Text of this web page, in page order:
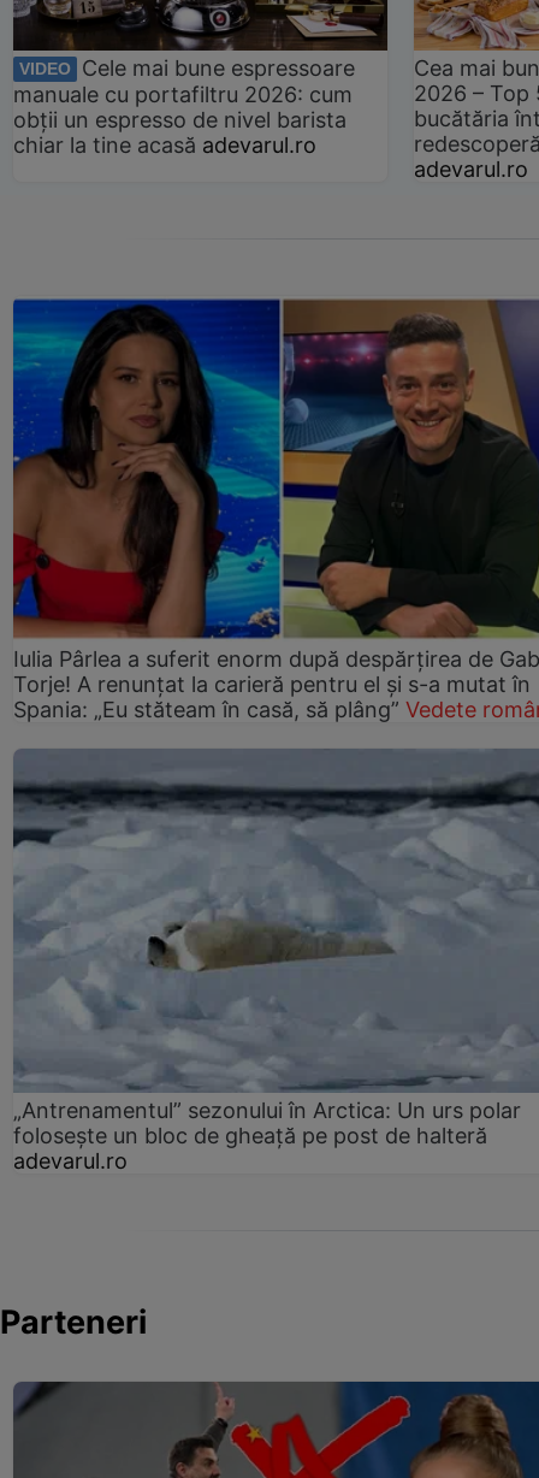
VIDEO
Cele mai bune espressoare
manuale cu portafiltru 2026: cum
obții un espresso de nivel barista
chiar la tine acasă adevarul.ro
Cea mai
2026 –
bucătăria
adevarul.ro
Iulia Pârlea a suferit enorm după despărțirea de
Torje! A renunțat la carieră pentru el și s-a mutat în
Spania: „Eu stăteam în casă, să plâng” Vedete
„Antrenamentul” sezonului în Arctica: Un urs polar
folosește un bloc de gheață pe post de halteră
adevarul.ro
Parteneri